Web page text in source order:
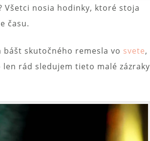
Všetci nosia hodinky, ktoré stoja
času.
bášt skutočného remesla vo svete,
rád sledujem tieto malé zázraky